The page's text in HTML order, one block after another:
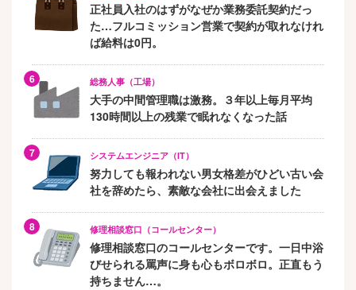
正社員入社のはずがなぜか業務委託契約だっ
た…フルコミッション営業で契約が取れなけれ
ば給料は0円。
総務人事（工場）
大手の中間管理職は激務。３年以上毎月平均
130時間以上の残業で眠れなくなった話
システムエンジニア（IT）
努力しても報われない男女格差がひどい古い会
社を辞めたら、素敵な会社に出会えました
修理相談窓口（コールセンター）
修理相談窓口のコールセンターです。一日中浴
びせられる罵声に身も心もボロボロ。正直もう
持ちません…。